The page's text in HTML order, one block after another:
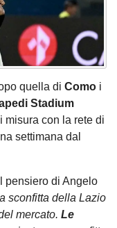
quella di Como i
Stadium
misura con la rete di
settimana dal
pensiero di Angelo
sconfitta della Lazio
mercato. Le